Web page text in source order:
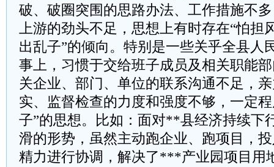
破、破圈突围的思路办法、工作措施不
上游的劲头不足，思想上有时存在“怕担
出乱子”的倾向。特别是一些关乎全县人
事上，习惯于交给班子成员及相关职能
关企业、部门、单位的联系沟通不足，
实、监督检查的力度和强度不够，一定
子”的思想。比如：面对**县经济持续下
滑的形势，虽然主动跑企业、跑项目，
精力进行协调，解决了***产业园项目用